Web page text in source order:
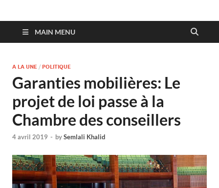
MAIN MENU
A LA UNE / POLITIQUE
Garanties mobilières: Le
projet de loi passe à la
Chambre des conseillers
4 avril 2019 - bySemlali Khalid